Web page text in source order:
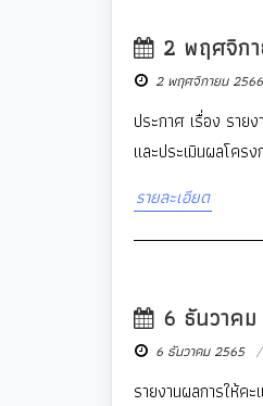
2 พฤศจิก
2 พฤศจิกายน 2566
ประกาศ เรื่อง ราย
และประเมินผลโค
รายละเอียด
6 ธันวาค
6 ธันวาคม 2565
รายงานผลการให้ค